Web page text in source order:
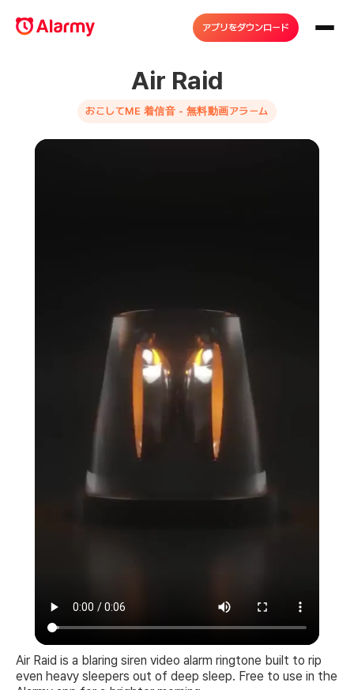
アプリをダウンロード
Air Raid
おこしてME 着信音 - 無料動画アラーム
Air Raid is a blaring siren video alarm ringtone built to rip
even heavy sleepers out of deep sleep. Free to use in the